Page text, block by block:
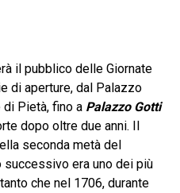
il pubblico delle Giornate
di aperture, dal Palazzo
Pietà, fino a Palazzo Gotti
dopo oltre due anni. Il
seconda metà del
successivo era uno dei più
che nel 1706, durante